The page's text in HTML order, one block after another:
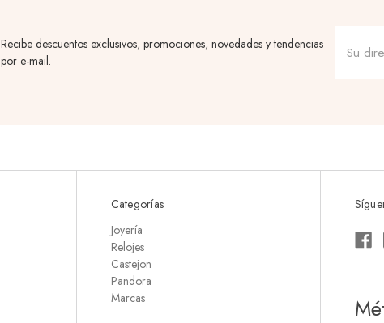
Recibe descuentos exclusivos, promociones, novedades y tendencias
por e-mail.
Categorías
Joyería
Relojes
Castejon
Pandora
Marcas